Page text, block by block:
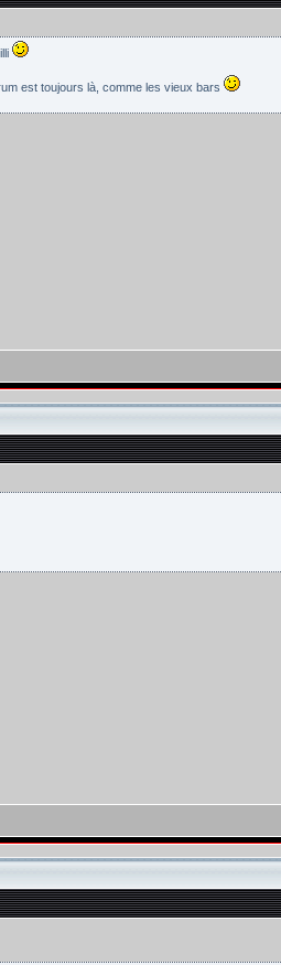
est toujours là, comme les vieux bars